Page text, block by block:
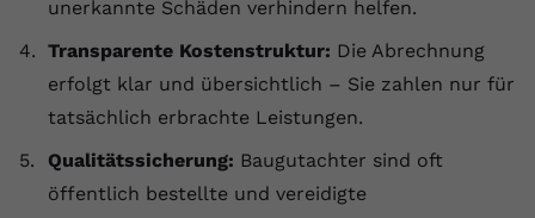
unerkannte Schäden verhindern helfen.
Transparente Kostenstruktur: Die Abrechnung
erfolgt klar und übersichtlich – Sie zahlen nur für
tatsächlich erbrachte Leistungen.
Qualitätssicherung: Baugutachter sind oft
öffentlich bestellte und vereidigte